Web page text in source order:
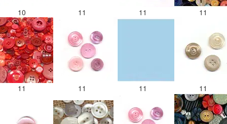
10 11 11 11
11 11 11 11